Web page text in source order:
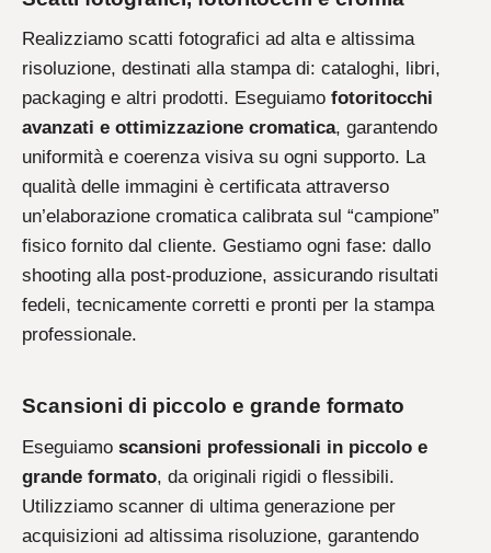
Realizziamo scatti fotografici ad alta e altissima
risoluzione, destinati alla stampa di: cataloghi, libri,
packaging e altri prodotti. Eseguiamo fotoritocchi
avanzati e ottimizzazione cromatica, garantendo
uniformità e coerenza visiva su ogni supporto. La
qualità delle immagini è certificata attraverso
un’elaborazione cromatica calibrata sul “campione”
fisico fornito dal cliente. Gestiamo ogni fase: dallo
shooting alla post-produzione, assicurando risultati
fedeli, tecnicamente corretti e pronti per la stampa
professionale.
Scansioni di piccolo e grande formato
Eseguiamo scansioni professionali in piccolo e
grande formato, da originali rigidi o flessibili.
Utilizziamo scanner di ultima generazione per
acquisizioni ad altissima risoluzione, garantendo